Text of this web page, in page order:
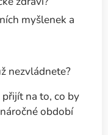
myšlenek a
nezvládnete?
na to, co by
období